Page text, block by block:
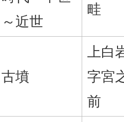
～近世
畦
古墳
上白
字宮
前